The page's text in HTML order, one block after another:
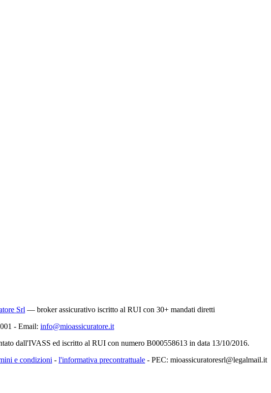
Srl — broker assicurativo iscritto al RUI con 30+ mandati diretti
- Email: info@mioassicuratore.it
dall'IVASS ed iscritto al RUI con numero B000558613 in data 13/10/2016.
e condizioni - l'informativa precontrattuale - PEC: mioassicuratoresrl@legalmail.it